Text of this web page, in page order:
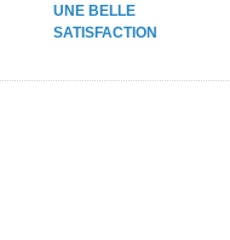
UNE BELLE
SATISFACTION